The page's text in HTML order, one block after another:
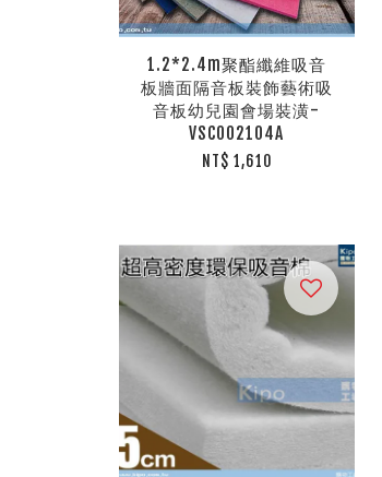
1.2*2.4m聚酯纖維吸音
板牆面隔音板裝飾藝術吸
音板幼兒園會場裝潢-
VSC002104A
NT$ 1,610